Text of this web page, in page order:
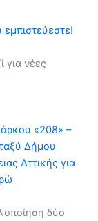
για νέες
«208» –
Δήμου
Αττικής για
δύο